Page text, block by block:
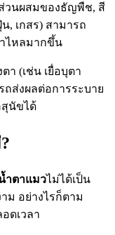
วนผสมของธัญพืช, สี
, เกสร) สามารถ
ไหลมากขึ้น
า (เช่น เยื่อบุตา
ส่งผลต่อการระบาย
นัขได้
ำตาแมวไม่ได้เป็น
ม อย่างไรก็ตาม
ดเวลา